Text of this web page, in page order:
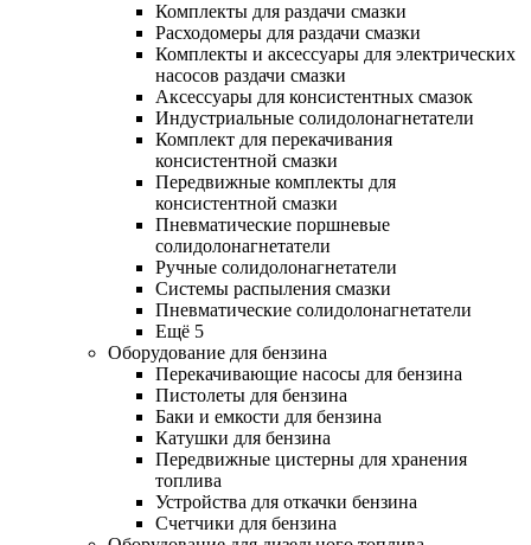
Комплекты для раздачи смазки
Расходомеры для раздачи смазки
Комплекты и аксессуары для электрических
насосов раздачи смазки
Аксессуары для консистентных смазок
Индустриальные солидолонагнетатели
Комплект для перекачивания
консистентной смазки
Передвижные комплекты для
консистентной смазки
Пневматические поршневые
солидолонагнетатели
Ручные солидолонагнетатели
Системы распыления смазки
Пневматические солидолонагнетатели
Ещё 5
Оборудование для бензина
Перекачивающие насосы для бензина
Пистолеты для бензина
Баки и емкости для бензина
Катушки для бензина
Передвижные цистерны для хранения
топлива
Устройства для откачки бензина
Счетчики для бензина